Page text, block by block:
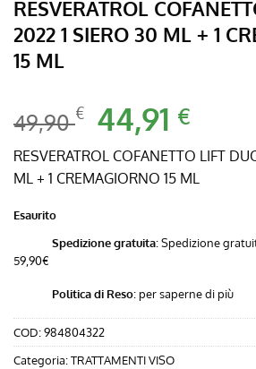
RESVERATROL
2022 1 SIERO 30 ML + 1
15 ML
49,90€ Il
prezzo
originale
era:
44,91 €
è:
RESVERATROL COFANETTO LIFT
ML + 1 CREMAGIORNO 15 ML
Esaurito
Spedizione gratuita: Spedizione
59,90€
Politica di Reso:per saperne di più
COD:984804322
Categoria:TRATTAMENTI VISO